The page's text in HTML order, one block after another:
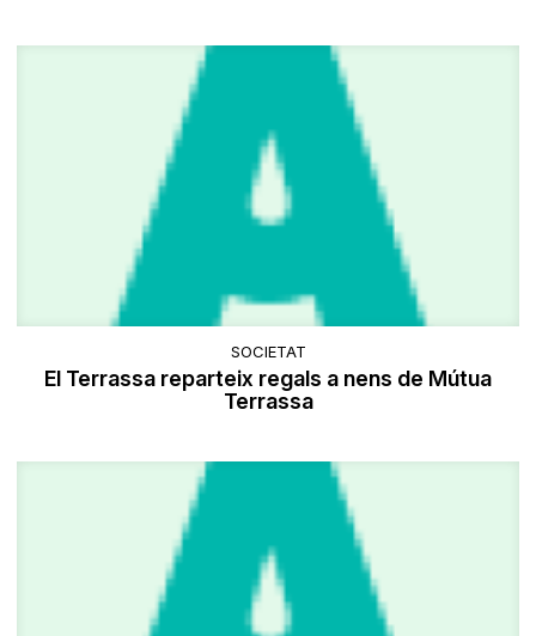
SOCIETAT
El Terrassa reparteix regals a nens de Mútua
Terrassa